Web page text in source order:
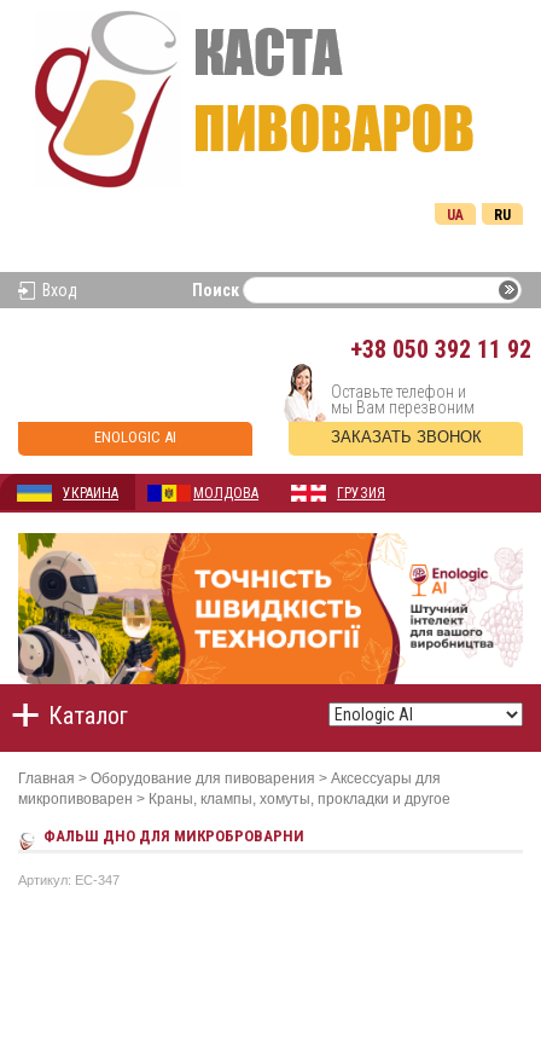
RU
UA
Вход Поиск
+38 050 392 11 92
ENOLOGIC AI
Оставьте телефон и
мы Вам перезвоним
ЗАКАЗАТЬ ЗВОНОК
УКРАИНА МОЛДОВА ГРУЗИЯ
Каталог
Главная > Оборудование для пивоварения > Аксессуары для
микропивоварен > Краны, клампы, хомуты, прокладки и другое
ФАЛЬШ ДНО ДЛЯ МИКРОБРОВАРНИ
Артикул: ЕC-347